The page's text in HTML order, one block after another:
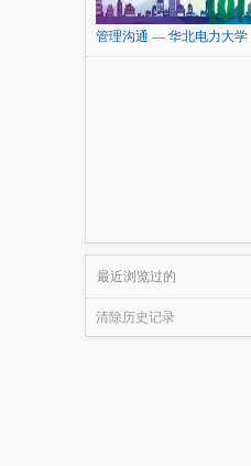
管理沟通 — 华北电力大学
最近浏览过的
清除历史记录